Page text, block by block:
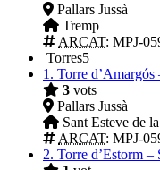
Pallars Jussà
Tremp
ARCAT: MPJ-
Torres5
1. Torre d’Amargós
3 vots
Pallars Jussà
Sant Esteve de
ARCAT: MPJ-
2. Torre d’Estorm –